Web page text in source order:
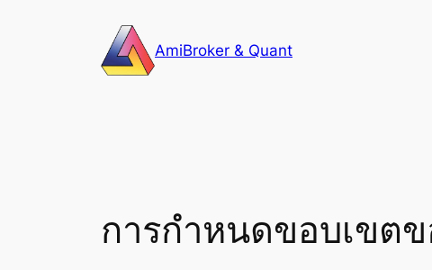
AmiBroker & Quant
การกำหนดขอบเขต